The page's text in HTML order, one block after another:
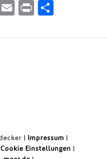
WhatsApp
EmailPrint
| Impressum
Cookie Einstellungen